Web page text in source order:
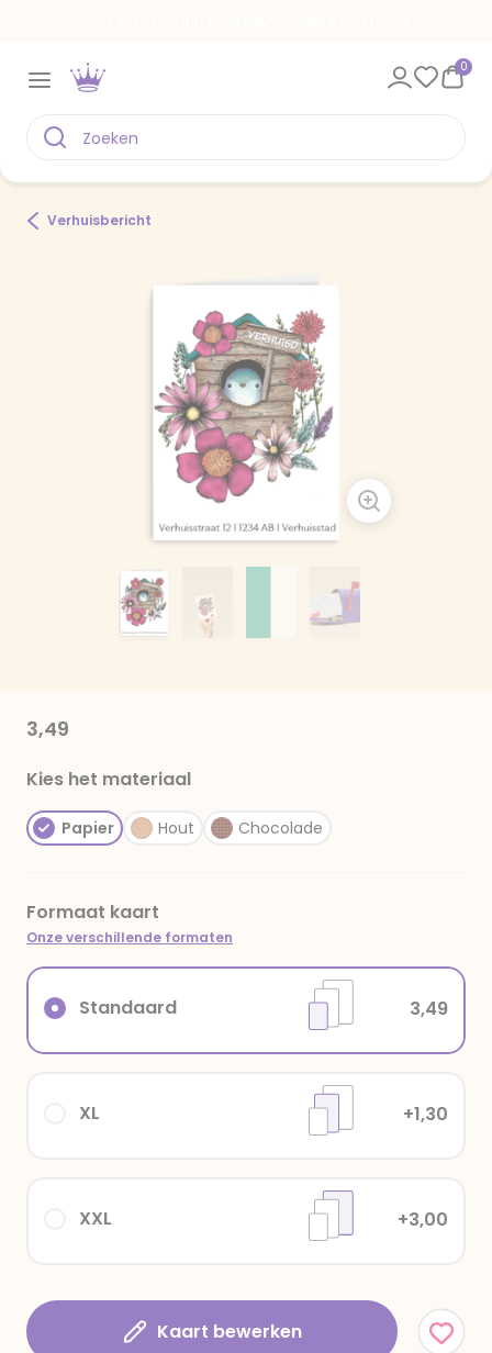
0
Verhuisbericht
3,49
Kies het materiaal
Papier Hout Chocolade
Formaat kaart
Onze verschillende formaten
XXL +3,00
XL +1,30
Standaard 3,49
Kaart bewerken